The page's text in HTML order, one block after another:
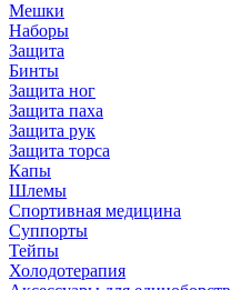
Мешки
Наборы
Защита
Бинты
Защита ног
Защита паха
Защита рук
Защита торса
Капы
Шлемы
Спортивная медицина
Суппорты
Тейпы
Холодотерапия